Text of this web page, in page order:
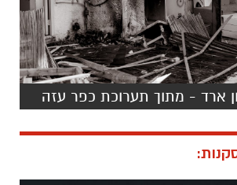
ארד - מתוך תערוכת כפר עזה